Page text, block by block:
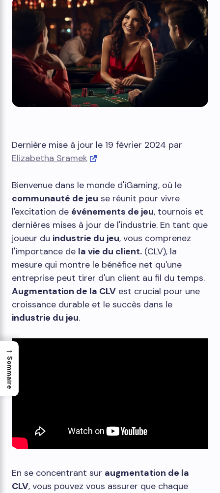
Dernière mise à jour le 19 février 2024 par
Elizabetha Sramek
Bienvenue dans le monde d'iGaming, où le
communauté de jeu se réunit pour vivre
l'excitation de événements de jeu, tournois et
dernières mises à jour de l'industrie. En tant que
joueur du industrie du jeu, vous comprenez
l'importance de la vie du client. (CLV), la
mesure qui montre le bénéfice net qu'une
entreprise peut tirer d'un client au fil du temps.
Augmentation de la CLV est crucial pour une
croissance durable et le succès dans le
industrie du jeu.
En se concentrant sur augmentation de la
CLV, vous pouvez vous assurer que chaque
→
Sommaire